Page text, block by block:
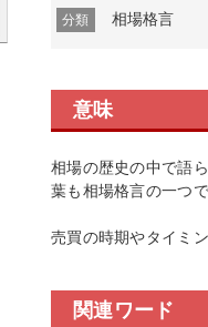
分類 相場格言
意味
相場の歴史の中で語
葉も相場格言の一つで
売買の時期やタイミ
関連ワード